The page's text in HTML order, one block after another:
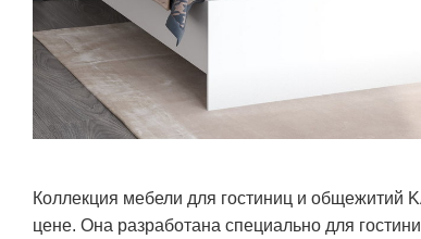
Коллекция мебели для гостиниц и общежитий
цене. Она разработана специально для